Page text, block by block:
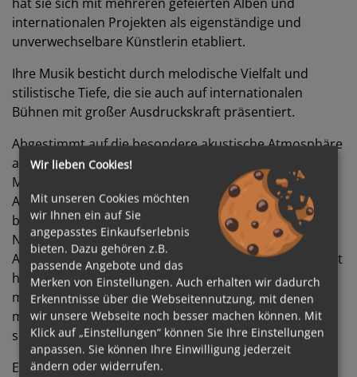
internationalen Projekten als eigenständige und
unverwechselbare Künstlerin etabliert.
Ihre Musik besticht durch melodische Vielfalt und
stilistische Tiefe, die sie auch auf internationalen
Bühnen mit großer Ausdruckskraft präsentiert.
Abgestimmt auf die besondere akustische Atmosphäre
an Bord verläuft die Route der
Mallorca entlang der spanischen und portugiesischen
Atlantik- und Mittelmeerküste bis nach Málaga. Dabei
bleibt das Schiff in ausgewählten Metropolen über
Nacht und ermöglicht intensive Eindrücke auch in den
Abendstunden: Barcelona und Lissabon begeistern mit
historischer Architektur, lebendiger Kultur und
mediterranem Lebensgefühl, während Valencia mit
modernem Design und kulinarischer Vielfalt Akzente
setzt.
Ergänzt wird die Reise durch Stopps in Gibraltar,
Wir lieben Cookies!
Mit unseren Cookies möchten
wir Ihnen ein auf Sie
angepasstes Einkaufserlebnis
bieten. Dazu gehören z.B.
passende Angebote und das
Merken von Einstellungen. Auch erhalten wir dadurch
Erkenntnisse über die Webseitennutzung, mit denen
wir unsere Webseite noch besser machen können. Mit
Klick auf „Einstellungen“ können Sie Ihre Einstellungen
anpassen. Sie können Ihre Einwilligung jederzeit
ändern oder widerrufen.